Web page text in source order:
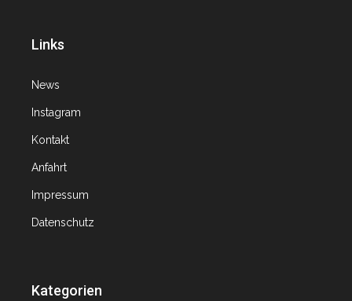
Links
News
Instagram
Kontakt
Anfahrt
Impressum
Datenschutz
Kategorien